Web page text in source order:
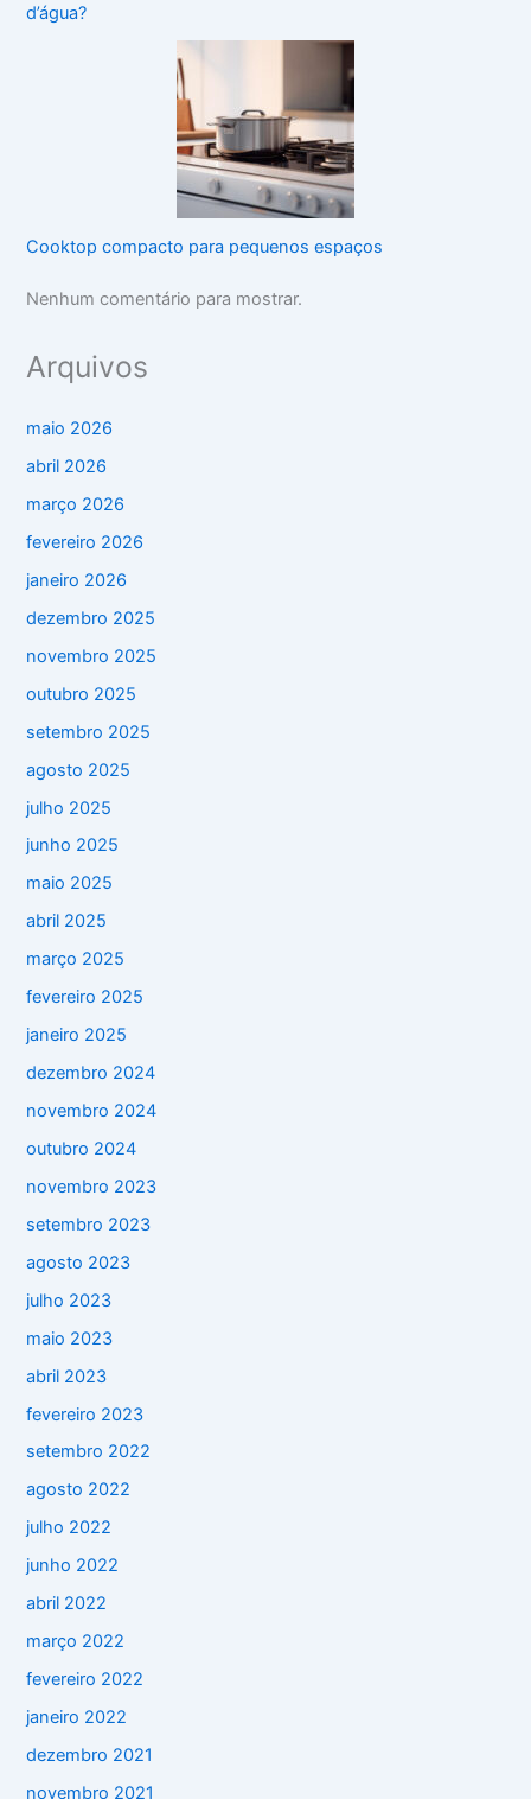
d’água?
Cooktop compacto para pequenos espaços
Nenhum comentário para mostrar.
Arquivos
maio 2026
abril 2026
março 2026
fevereiro 2026
janeiro 2026
dezembro 2025
novembro 2025
outubro 2025
setembro 2025
agosto 2025
julho 2025
junho 2025
maio 2025
abril 2025
março 2025
fevereiro 2025
janeiro 2025
dezembro 2024
novembro 2024
outubro 2024
novembro 2023
setembro 2023
agosto 2023
julho 2023
maio 2023
abril 2023
fevereiro 2023
setembro 2022
agosto 2022
julho 2022
junho 2022
abril 2022
março 2022
fevereiro 2022
janeiro 2022
dezembro 2021
novembro 2021